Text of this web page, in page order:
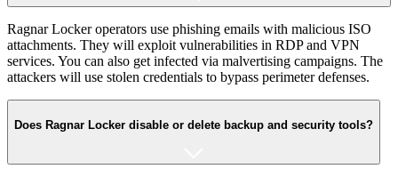
Ragnar Locker operators use phishing emails with malicious ISO
attachments. They will exploit vulnerabilities in RDP and VPN
services. You can also get infected via malvertising campaigns. The
attackers will use stolen credentials to bypass perimeter defenses.
Does Ragnar Locker disable or delete backup and security tools?